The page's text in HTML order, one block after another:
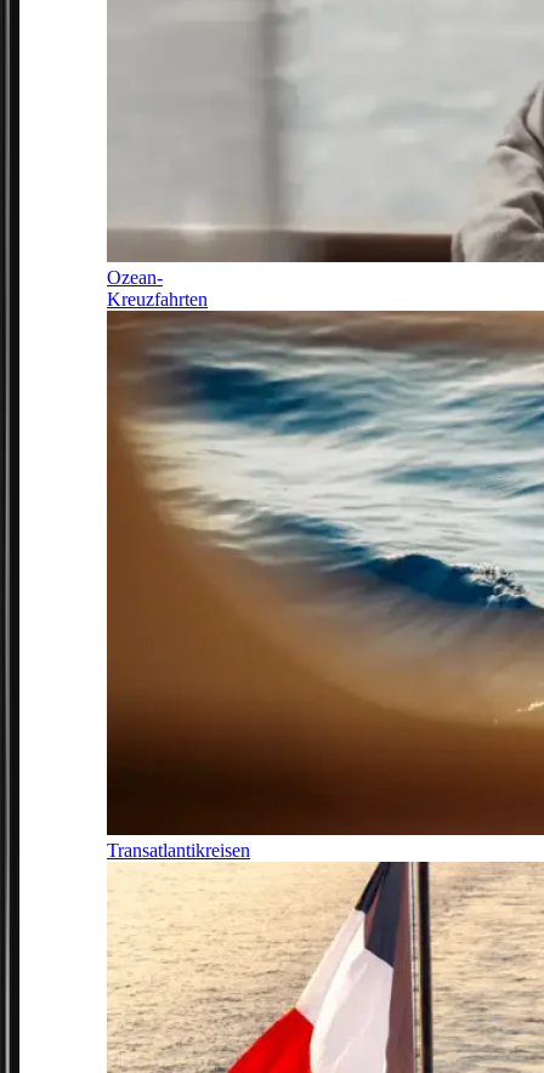
Ozean-
Kreuzfahrten
Transatlantikreisen